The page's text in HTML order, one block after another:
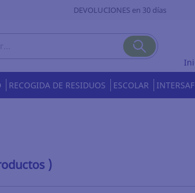
DEVOLUCIONES en 30 días
RECOGIDA DE RESIDUOS ESCOLAR
)